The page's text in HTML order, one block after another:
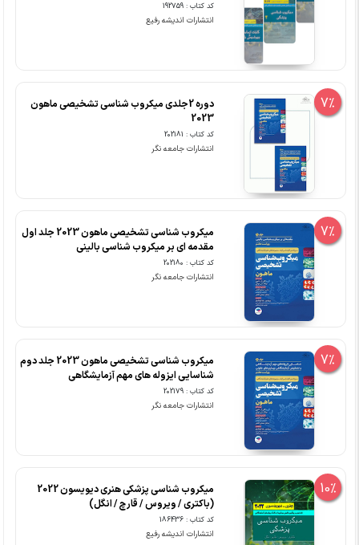
کد کتاب : 192759
انتشارات اندیشه رفیع
7%
دوره 2جلدی میکروب شناسی تشخیصی ماهون
2023
کد کتاب : 202181
انتشارات جامعه نگر
7%
میکروب شناسی تشخیصی ماهون 2023 جلد اول
مقدمه ای بر میکروب شناسی بالینی
کد کتاب : 202180
انتشارات جامعه نگر
7%
میکروب شناسی تشخیصی ماهون 2023 جلد دوم
شناسایی ایزوله های مهم آزمایشگاهی
کد کتاب : 202179
انتشارات جامعه نگر
10%
میکروب شناسی پزشکی هنری دیویسون 2022
(باکتری / ویروس / قارچ / انگل)
کد کتاب : 186436
انتشارات اندیشه رفیع